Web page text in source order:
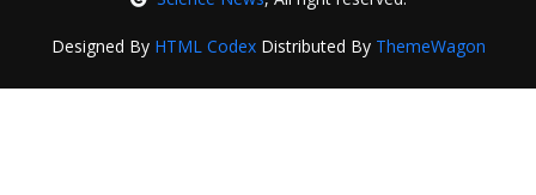
Designed By HTML CodexDistributed By ThemeWagon